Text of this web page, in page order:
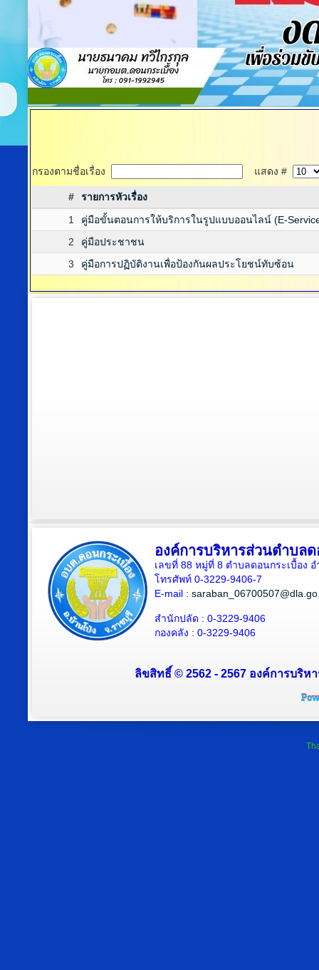
กรองตามชื่อเรื่อง แสดง #
#
รายการหัวเรื่อง
1
คู่มือขั้นตอนการให้บริการในรูปแบบออนไลน์ (E-
2
คู่มือประชาชน
3
คู่มือการปฏิบัติงานเพื่อป้องกันผลประโยชน์ทับซ้อน
องค์การบริหารส่วนตำบลด
เลขที่ 88 หมู่ที่ 8 ตำบลดอนกระเบื้อง
โทรศัพท์ 0-3229-9406-7
E-mail :
สำนักปลัด : 0-3229-9406
กองคลัง : 0-3229-9406
ลิขสิทธิ์ © 2562 - 2567 องค์การบริห